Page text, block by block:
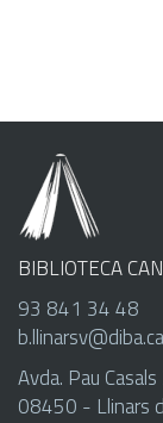
BIBLIOTECA
93 841 34 48
Avda. Pau
08450 - Llinars